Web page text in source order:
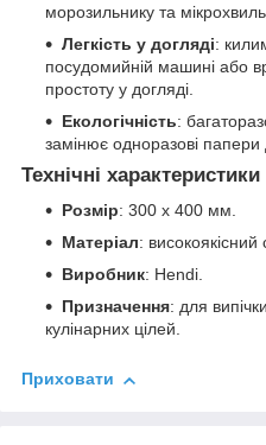
морозильнику та
Легкість у догляді:
посудомийній машині або
простоту у догляді.
Екологічність:
замінює одноразові папери
Технічні характеристики
Розмір: 300 x 400 мм.
Матеріал: високоякісний
Виробник: Hendi.
Призначення: для
кулінарних цілей.
Приховати